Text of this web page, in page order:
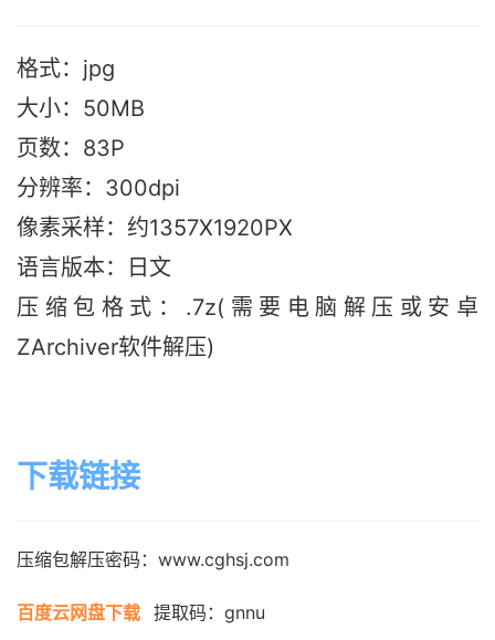
格式：jpg
大小：50MB
页数：83P
分辨率：300dpi
像素采样：约1357X1920PX
语言版本：日文
压缩包格式：.7z(需要电脑解压或安卓
ZArchiver软件解压)
下载链接
压缩包解压密码：www.cghsj.com
百度云网盘下载 提取码：gnnu